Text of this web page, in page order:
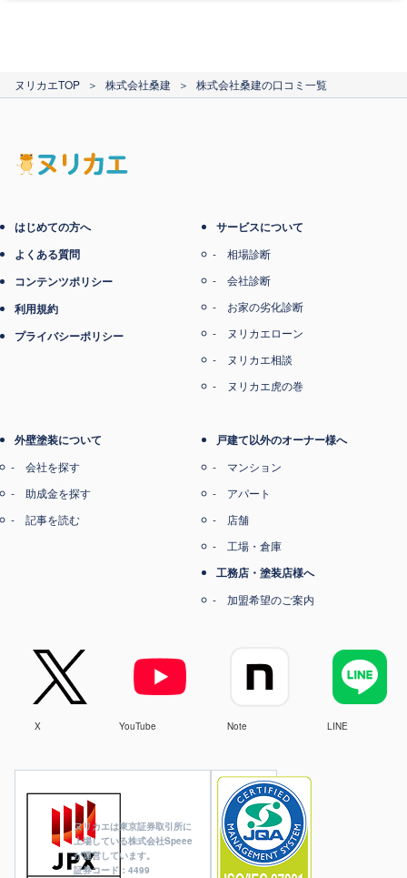
ヌリカエTOP ＞ 株式会社桑建 ＞ 株式会社桑建の口コミ一覧
ヌリカエは東京証券取引所に
上場している株式会社Speee
が運営しています。
証券コード：4499
はじめての方へ
よくある質問
コンテンツポリシー
利用規約
プライバシーポリシー
サービスについて
相場診断
会社診断
お家の劣化診断
ヌリカエローン
ヌリカエ相談
ヌリカエ虎の巻
外壁塗装について
会社を探す
助成金を探す
記事を読む
戸建て以外のオーナー様へ
マンション
アパート
店舗
工場・倉庫
工務店・塗装店様へ
加盟希望のご案内
X YouTube Note LINE